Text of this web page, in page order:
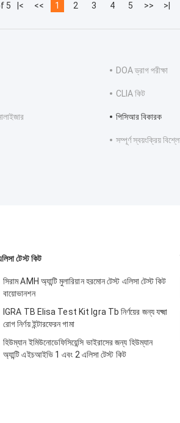
5 |< << 1 2 3 4 5 >> >|
DOA ড্রাগ পরীক্ষা
CLIA কিট
পিসিআর বিকারক
সম্পূর্ণ স্বয়ংক্রিয়
টেস্ট কিট
সিরাম AMH অ্যান্টি মুলারিয়ান হরমোন টেস্ট এলিসা টেস্ট কিট
বায়োভানশন
IGRA TB Elisa Test Kit Igra Tb নির্ণয়ের জন্য যক্ষ্মা
রোগ নির্ণয় ইন্টারফেরন গামা
হিউম্যান ইমিউনোডেফিসিয়েন্সি ভাইরাসের জন্য হিউম্যান
অ্যান্টি এইচআইভি 1 এবং 2 এলিসা টেস্ট কিট